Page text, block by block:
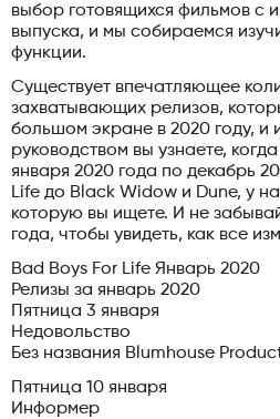
выбор готовящихся фильмов с
выпуска, и мы собираемся
функции.
Существует впечатляющее
захватывающих релизов,
большом экране в 2020 году, и
руководством вы узнаете,
января 2020 года по декабрь
Life до Black Widow и Dune, у
которую вы ищете. И не
года, чтобы увидеть, как все
Bad Boys For Life Январь 2020
Релизы за январь 2020
Пятница 3 января
Недовольство
Без названия Blumhouse
Пятница 10 января
Информер